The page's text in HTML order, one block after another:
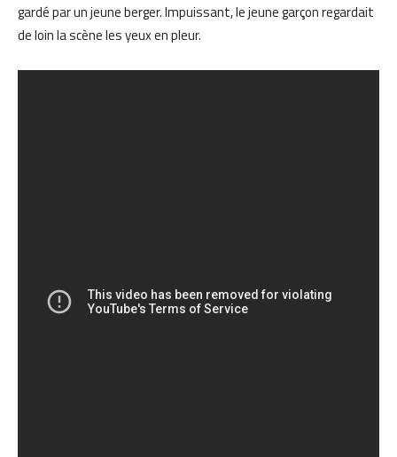
gardé par un jeune berger. Impuissant, le jeune garçon regardait
de loin la scène les yeux en pleur.